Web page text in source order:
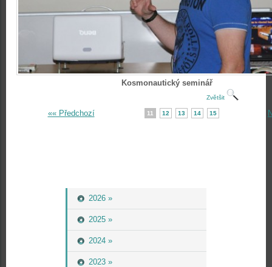
2026 »
2025 »
2024 »
2023 »
Kosmonautický seminář
Zvětšit
«« Předchozí 11 12 13 14 15